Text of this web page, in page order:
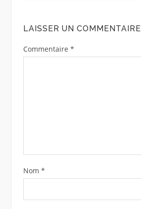
LAISSER UN COMMENTAIRE
Commentaire *
Nom *